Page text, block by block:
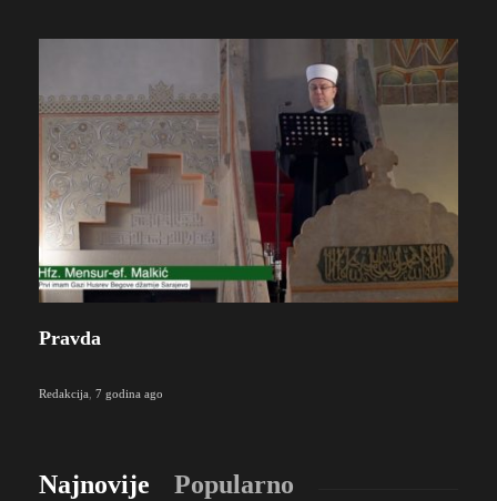
Pravda
Redakcija 7 godina ago
Najnovije Popularno